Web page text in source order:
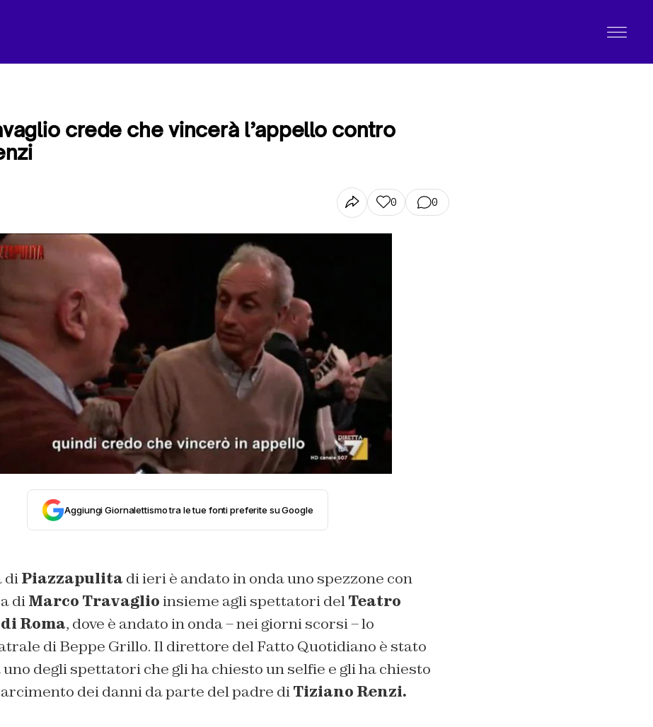
crede che vincerà l’appello contro
0 0
Aggiungi Giornalettismo tra le tue fonti preferite su Google
diPiazzapulita di ieri è andato in onda uno spezzone con
diMarco Travaglioinsieme agli spettatori delTeatro
Roma, dove è andato in onda – nei giorni scorsi – lo
di Beppe Grillo. Il direttore del Fatto Quotidiano è stato
degli spettatori che gli ha chiesto un selfie e gli ha chiesto
dei danni da parte del padre diTiziano Renzi.